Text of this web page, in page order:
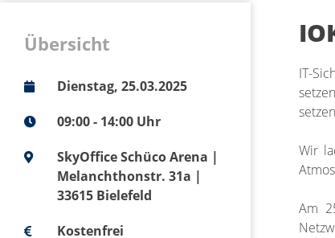
Übersicht
Dienstag, 25.03.2025
09:00 - 14:00 Uhr
SkyOffice Schüco Arena |
Melanchthonstr. 31a |
33615 Bielefeld
Kostenfrei
IT-
Wir
Am